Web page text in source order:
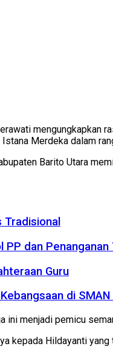
Merdeka dalam
Barito Utara
Tradisional
dan Penanganan
Guru
di
ini menjadi pemicu
Hildayanti